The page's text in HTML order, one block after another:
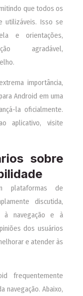
que todos os
utilizáveis. Isso se
e orientações,
agradável,
importância,
Android em uma
la oficialmente.
aplicativo, visite
sobre
plataformas de
discutida,
à navegação e à
dos usuários
e atender às
frequentemente
navegação. Abaixo,